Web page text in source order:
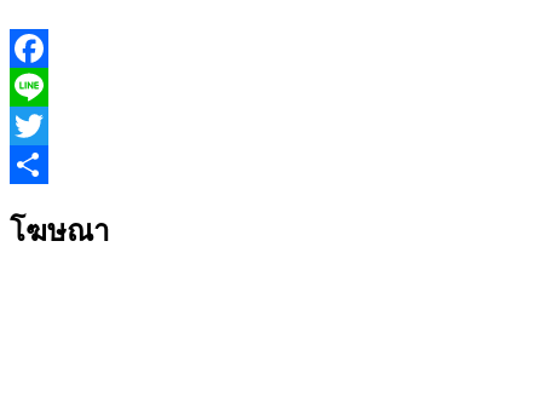
Facebook
Line
Twitter
โฆษณา